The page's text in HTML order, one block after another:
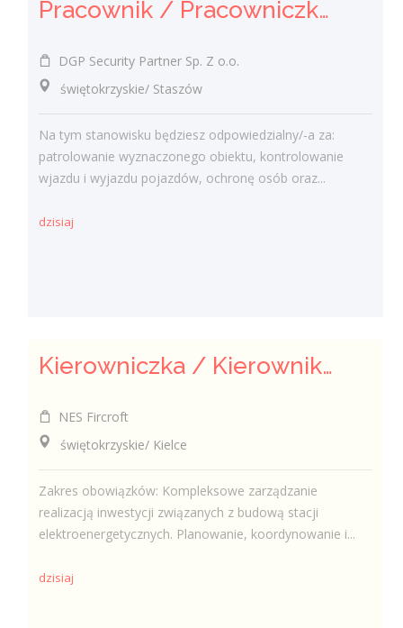
Pracownik / Pracowniczka Ochrony z Pozwoleniem na Broń
DGP Security Partner Sp. Z o.o.
świętokrzyskie/ Staszów
Na tym stanowisku będziesz odpowiedzialny/-a za:
patrolowanie wyznaczonego obiektu, kontrolowanie
wjazdu i wyjazdu pojazdów, ochronę osób oraz...
dzisiaj
Kierowniczka / Kierownik projektu – Elektroenergetyka
NES Fircroft
świętokrzyskie/ Kielce
Zakres obowiązków: Kompleksowe zarządzanie
realizacją inwestycji związanych z budową stacji
elektroenergetycznych. Planowanie, koordynowanie i...
dzisiaj